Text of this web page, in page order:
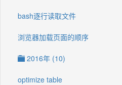
bash逐行读取文件
浏览器加载页面的顺序
2016年 (10)
optimize table